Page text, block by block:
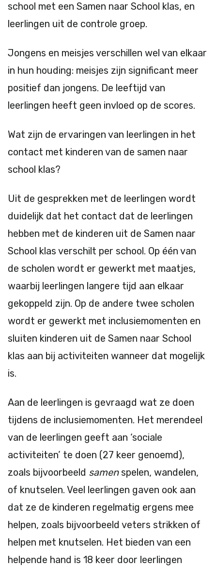
school met een Samen naar School klas, en
leerlingen uit de controle groep.
Jongens en meisjes verschillen wel van elkaar
in hun houding: meisjes zijn significant meer
positief dan jongens. De leeftijd van
leerlingen heeft geen invloed op de scores.
Wat zijn de ervaringen van leerlingen in het
contact met kinderen van de samen naar
school klas?
Uit de gesprekken met de leerlingen wordt
duidelijk dat het contact dat de leerlingen
hebben met de kinderen uit de Samen naar
School klas verschilt per school. Op één van
de scholen wordt er gewerkt met maatjes,
waarbij leerlingen langere tijd aan elkaar
gekoppeld zijn. Op de andere twee scholen
wordt er gewerkt met inclusiemomenten en
sluiten kinderen uit de Samen naar School
klas aan bij activiteiten wanneer dat mogelijk
is.
Aan de leerlingen is gevraagd wat ze doen
tijdens de inclusiemomenten. Het merendeel
van de leerlingen geeft aan ‘sociale
activiteiten’ te doen (27 keer genoemd),
zoals bijvoorbeeld samenspelen, wandelen,
of knutselen. Veel leerlingen gaven ook aan
dat ze de kinderen regelmatig ergens mee
helpen, zoals bijvoorbeeld veters strikken of
helpen met knutselen. Het bieden van een
helpende hand is 18 keer door leerlingen